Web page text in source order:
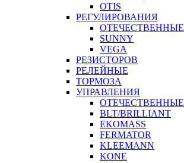
OTIS
РЕГУЛИРОВАНИЯ
ОТЕЧЕСТВЕННЫЕ
SUNNY
VEGA
РЕЗИСТОРОВ
РЕЛЕЙНЫЕ
ТОРМОЗА
УПРАВЛЕНИЯ
ОТЕЧЕСТВЕННЫЕ
BLT/BRILLIANT
EKOMASS
FERMATOR
KLEEMANN
KONE